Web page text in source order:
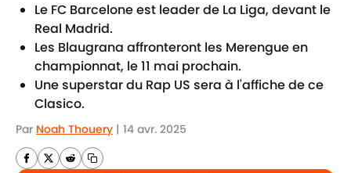
Le FC Barcelone est leader de La Liga, devant le
Real Madrid.
Les Blaugrana affronteront les Merengue en
championnat, le 11 mai prochain.
Une superstar du Rap US sera à l'affiche de ce
Clasico.
Par Noah Thouery | 14 avr. 2025